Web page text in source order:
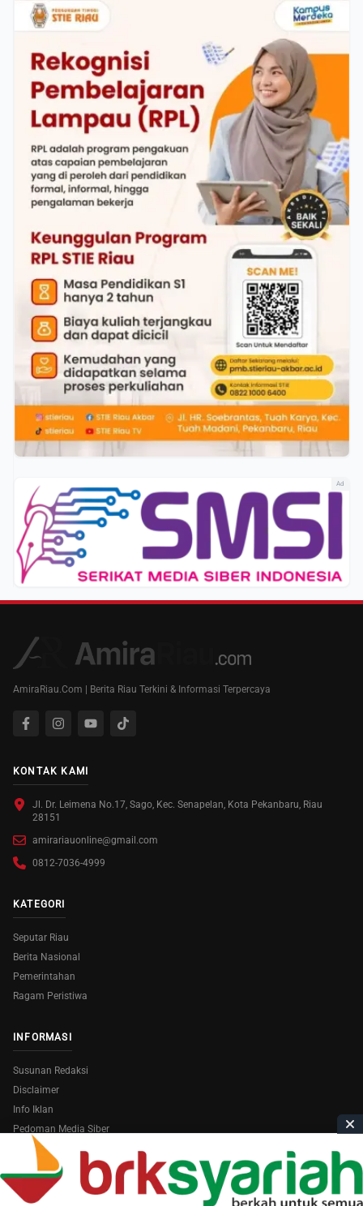
Ad
AmiraRiau.Com | Berita Riau Terkini & Informasi Terpercaya
KONTAK KAMI
Jl. Dr. Leimena No.17, Sago, Kec. Senapelan, Kota Pekanbaru, Riau
28151
amirariauonline@gmail.com
0812-7036-4999
KATEGORI
Seputar Riau
Berita Nasional
Pemerintahan
Ragam Peristiwa
INFORMASI
Susunan Redaksi
Disclaimer
Info Iklan
Pedoman Media Siber
Copyright © 2026 AmiraRiau.com . All Rights Reserved.